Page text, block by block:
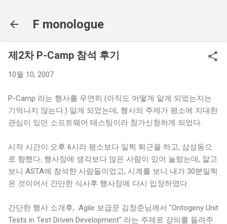
F monologue
제2차 P-Camp 참석 후기
10월 10, 2007
P-Camp 라는 행사를 우연히 (아직도 어떻게 알게 되었는지는
기억나지 않는다.) 알게 되었는데, 행사의 주제가 평소에 지대한
관심이 있던 소프트웨어 테스팅이라 참가신청하게 되었다.
시작 시간이 오후 6시라 평소보다 일찍 퇴근을 하고, 삼성동으
로 향했다. 행사장에 생각보다 많은 사람이 있어 놀랐는데, 알고
보니 ASTA에 참석한 사람들이었고, 시계를 보니 내가 30분일찍
온 것이어서 간단한 식사후 행사장에 다시 입장하였다.
간단한 행사 소개후, Agile 보급꾼 김창준님께서 "Ontogeny Unit
Tests in Test Driven Development" 라는 주제로 강의를 들려주